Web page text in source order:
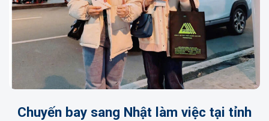
Chuyến bay sang Nhật làm việc tại tỉnh